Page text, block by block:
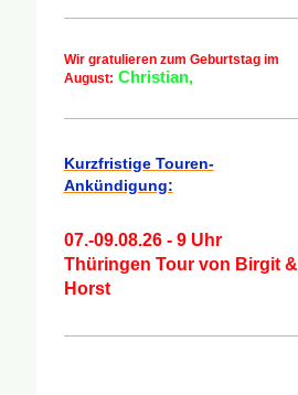
Wir gratulieren zum Geburtstag im
August: Christian,
Kurzfristige Touren-
Ankündigung:
07.-09.08.26 - 9 Uhr
Thüringen Tour von Birgit &
Horst